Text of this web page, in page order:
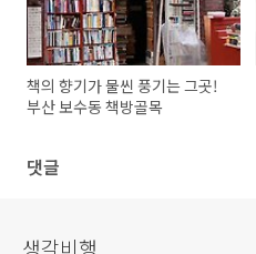
책의 향기가 물씬 풍기는 그곳!
부산 보수동 책방골목
댓글
생각비행